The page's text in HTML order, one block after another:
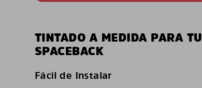
TINTADO A MEDIDA PARA
SPACEBACK
Fácil de Instalar